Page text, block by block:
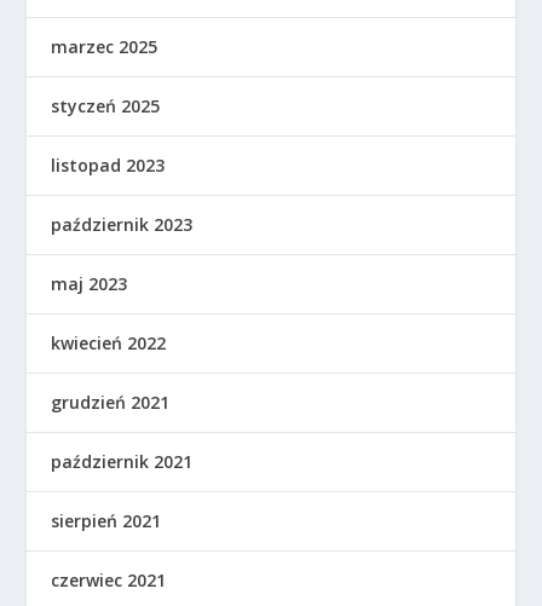
marzec 2025
styczeń 2025
listopad 2023
październik 2023
maj 2023
kwiecień 2022
grudzień 2021
październik 2021
sierpień 2021
czerwiec 2021